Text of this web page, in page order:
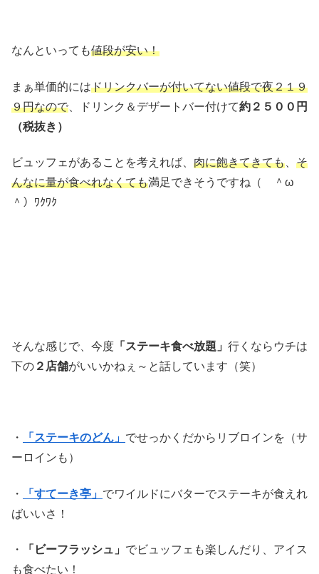
なんといっても値段が安い！
まぁ単価的にはドリンクバーが付いてない値段で夜２１９
９円なので 、ドリンク＆デザートバー付けて約２５００円
（税抜き）
ビュッフェがあることを考えれば、 肉に飽きてきても
そ
んなに量が食べれなくても満足できそうですね（ ＾ω
＾）ﾜｸﾜｸ
そんな感じで、今度 「ステーキ食べ放題」 行くならウチは
下の ２店舗がいいかねぇ～と話しています（笑）
・ 「ステーキのどん」 でせっかくだからリブロインを（サ
ーロインも）
・ 「すてーき亭」 でワイルドにバターでステーキが食えれ
ばいいさ！
・ 「ビーフラッシュ」 でビュッフェも楽しんだり、アイス
も食べたい！